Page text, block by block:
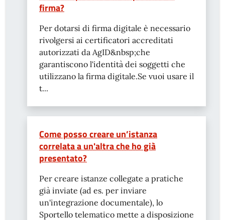
firma?
Per dotarsi di firma digitale è necessario
rivolgersi ai certificatori accreditati
autorizzati da AgID&nbsp;che
garantiscono l'identità dei soggetti che
utilizzano la firma digitale.Se vuoi usare il
t...
Come posso creare un’istanza
correlata a un'altra che ho già
presentato?
Per creare istanze collegate a pratiche
già inviate (ad es. per inviare
un'integrazione documentale), lo
Sportello telematico mette a disposizione